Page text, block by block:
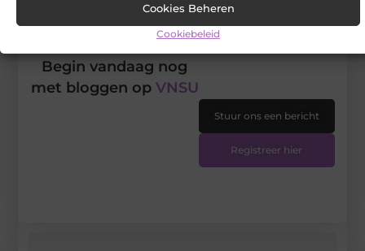
Cookies Beheren
Cookiebeleid
Begin vandaag nog
met bloggen op VNSU
Stuur ons een bericht
Registreer hier